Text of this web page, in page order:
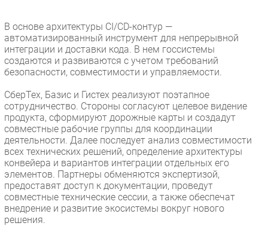
Интервью
Мероприятия
Проекты
IT класс
Тестовый стенд
Каталог компаний
В основе архитектуры CI/CD-контур —
автоматизированный инструмент для непрерывной
интеграции и доставки кода. В нем госсистемы
создаются и развиваются с учетом требований
безопасности, совместимости и управляемости.
СберТех, Базис и Гистех реализуют поэтапное
сотрудничество. Стороны согласуют целевое видение
продукта, сформируют дорожные карты и создадут
совместные рабочие группы для координации
деятельности. Далее последует анализ совместимости
всех технических решений, определение архитектуры
конвейера и вариантов интеграции отдельных его
элементов. Партнеры обменяются экспертизой,
предоставят доступ к документации, проведут
совместные технические сессии, а также обеспечат
внедрение и развитие экосистемы вокруг нового
решения.